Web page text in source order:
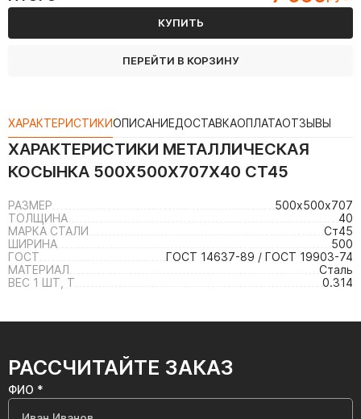
КУПИТЬ
ПЕРЕЙТИ В КОРЗИНУ
ХАРАКТЕРИСТИКИОПИСАНИЕДОСТАВКАОПЛАТАОТЗЫВЫ
ХАРАКТЕРИСТИКИ МЕТАЛЛИЧЕСКАЯ
КОСЫНКА 500Х500Х707Х40 СТ45
РАЗМЕР
500х500х707
ТОЛЩИНА
40
МАРКА СТАЛИ
Ст45
ШИРИНА
500
ГОСТ
ГОСТ 14637-89 / ГОСТ 19903-74
МАТЕРИАЛ
Сталь
ВЕС 1 ШТ, Т
0.314
РАССЧИТАЙТЕ ЗАКАЗ
ФИО *